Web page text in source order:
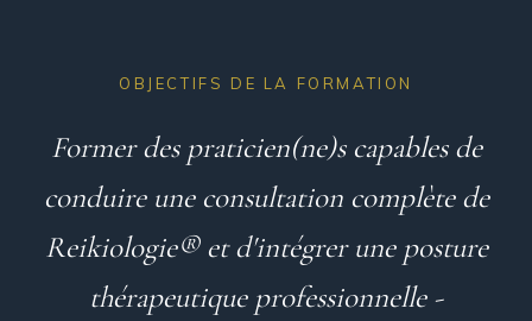
OBJECTIFS DE LA FORMATION
Former des praticien(ne)s capables de
conduire une consultation complète de
Reikiologie® et d'intégrer une posture
thérapeutique professionnelle -